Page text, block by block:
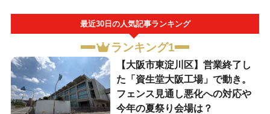
最近30日の人気記事ランキング
ランキング1
【大阪市東淀川区】営業終了し
た「資生堂大阪工場」で動き。
フェンス見通し悪化への対応や
今年の夏祭り会場は？